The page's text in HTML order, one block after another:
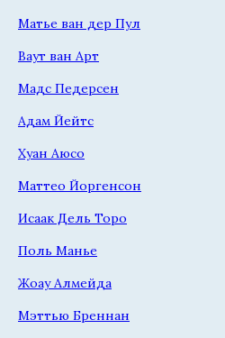
Матье ван дер Пул
Ваут ван Арт
Мадс Педерсен
Адам Йейтс
Хуан Аюсо
Маттео Йоргенсон
Исаак Дель Торо
Поль Манье
Жоау Алмейда
Мэттью Бреннан